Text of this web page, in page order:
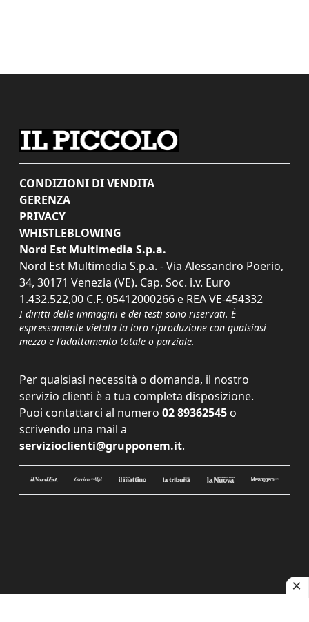
CONDIZIONI DI VENDITA
GERENZA
PRIVACY
WHISTLEBLOWING
Nord Est Multimedia S.p.a.
Nord Est Multimedia S.p.a. - Via Alessandro Poerio,
34, 30171 Venezia (VE). Cap. Soc. i.v. Euro
1.432.522,00 C.F. 05412000266 e REA VE-454332
I diritti delle immagini e dei testi sono riservati. È
espressamente vietata la loro riproduzione con qualsiasi
mezzo e l'adattamento totale o parziale.
Per qualsiasi necessità o domanda, il nostro
servizio clienti è a tua completa disposizione.
Puoi contattarci al numero 02 89362545 o
scrivendo una mail a
servizioclienti@grupponem.it.